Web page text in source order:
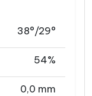
38°/29°
54%
0,0 mm